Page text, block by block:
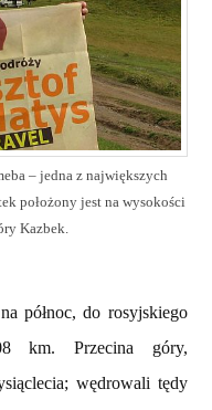
– jedna z największych
położony jest na wysokości
Kazbek.
północ, do rosyjskiego
km. Przecina góry,
wędrowali tędy